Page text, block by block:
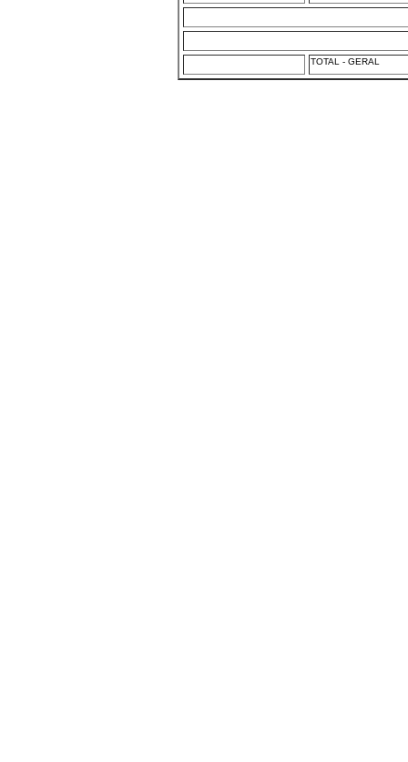
TOTAL - GERAL